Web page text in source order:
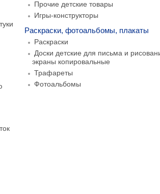
Прочие детские товары
Игры-конструкторы
Раскраски, фотоальбомы, плакаты
Раскраски
Доски детские для письма и
экраны копировальные
Трафареты
Фотоальбомы